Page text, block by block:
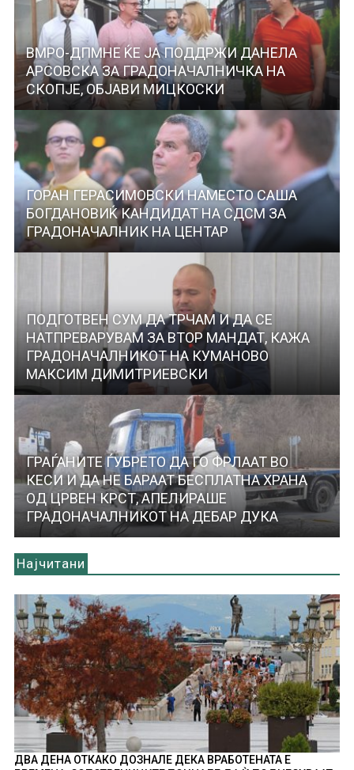
ВМРО-ДПМНЕ ЌЕ ЈА ПОДДРЖИ ДАНЕЛА
АРСОВСКА ЗА ГРАДОНАЧАЛНИЧКА НА
СКОПЈЕ, ОБЈАВИ МИЦКОСКИ
ГОРАН ГЕРАСИМОВСКИ НАМЕСТО САША
БОГДАНОВИЌ КАНДИДАТ НА СДСМ ЗА
ГРАДОНАЧАЛНИК НА ЦЕНТАР
ПОДГОТВЕН СУМ ДА ТРЧАМ И ДА СЕ
НАТПРЕВАРУВАМ ЗА ВТОР МАНДАТ, КАЖА
ГРАДОНАЧАЛНИКОТ НА КУМАНОВО
МАКСИМ ДИМИТРИЕВСКИ
ГРАЃАНИТЕ ЃУБРЕТО ДА ГО ФРЛААТ ВО
КЕСИ И ДА НЕ БАРААТ БЕСПЛАТНА ХРАНА
ОД ЦРВЕН КРСТ, АПЕЛИРАШЕ
ГРАДОНАЧАЛНИКОТ НА ДЕБАР ДУКА
Најчитани
ДВА ДЕНА ОТКАКО ДОЗНАЛЕ ДЕКА ВРАБОТЕНАТА Е